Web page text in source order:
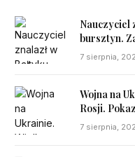
Nauczyciel
bursztyn.
7 sierpnia,
Wojna na
Rosji.
7 sierpnia,